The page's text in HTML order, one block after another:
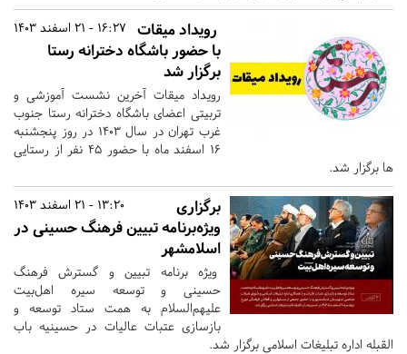
16:27 - 21 اسفند 1403
رویداد میقات
با حضور باشگاه دخترانه رستا
برگزار شد
رویداد میقات آخرین نشست آموزشی و
تربیتی اعضای باشگاه دخترانه رستا جنوب
غرب تهران در سال ۱۴۰۳ در روز پنجشنبه
۱۶ اسفند ماه با حضور ۴۵ نفر از رستایی
ها برگزار شد.
13:20 - 21 اسفند 1403
برگزاری
ویژه‌برنامه تبیین فرهنگ حسینی در
اسلامشهر
ویژه برنامه تبیین و گسترش فرهنگ
حسینی و توسعه سیره اهل‌بیت
علیهم‌السلام به همت ستاد توسعه و
بازسازی عتبات عالیات در حسینیه باب
القبله اداره تبلیغات اسلامی برگزار شد.